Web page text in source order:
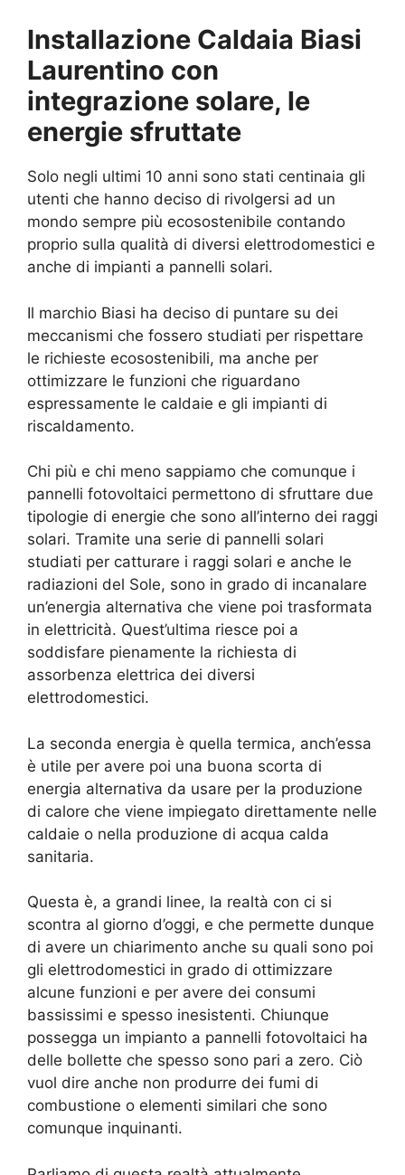
Installazione Caldaia Biasi
Laurentino con
integrazione solare, le
energie sfruttate
Solo negli ultimi 10 anni sono stati centinaia gli
utenti che hanno deciso di rivolgersi ad un
mondo sempre più ecosostenibile contando
proprio sulla qualità di diversi elettrodomestici e
anche di impianti a pannelli solari.
Il marchio Biasi ha deciso di puntare su dei
meccanismi che fossero studiati per rispettare
le richieste ecosostenibili, ma anche per
ottimizzare le funzioni che riguardano
espressamente le caldaie e gli impianti di
riscaldamento.
Chi più e chi meno sappiamo che comunque i
pannelli fotovoltaici permettono di sfruttare due
tipologie di energie che sono all’interno dei raggi
solari. Tramite una serie di pannelli solari
studiati per catturare i raggi solari e anche le
radiazioni del Sole, sono in grado di incanalare
un’energia alternativa che viene poi trasformata
in elettricità. Quest’ultima riesce poi a
soddisfare pienamente la richiesta di
assorbenza elettrica dei diversi
elettrodomestici.
La seconda energia è quella termica, anch’essa
è utile per avere poi una buona scorta di
energia alternativa da usare per la produzione
di calore che viene impiegato direttamente nelle
caldaie o nella produzione di acqua calda
sanitaria.
Questa è, a grandi linee, la realtà con ci si
scontra al giorno d’oggi, e che permette dunque
di avere un chiarimento anche su quali sono poi
gli elettrodomestici in grado di ottimizzare
alcune funzioni e per avere dei consumi
bassissimi e spesso inesistenti. Chiunque
possegga un impianto a pannelli fotovoltaici ha
delle bollette che spesso sono pari a zero. Ciò
vuol dire anche non produrre dei fumi di
combustione o elementi similari che sono
comunque inquinanti.